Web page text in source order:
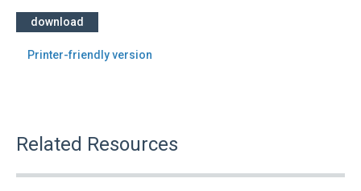
download
Printer-friendly version
Related Resources